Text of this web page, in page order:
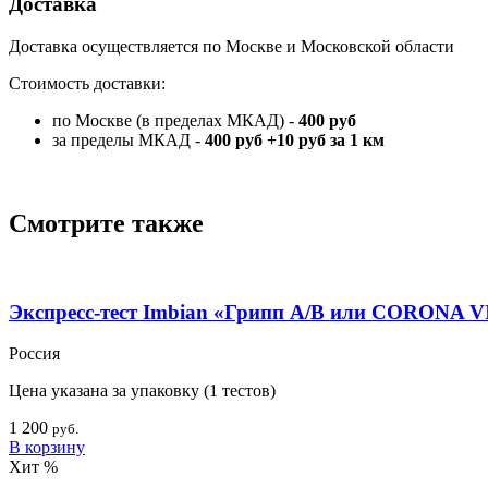
Доставка осуществляется по Москве и Московской области
Стоимость доставки:
по Москве (в пределах МКАД) - 400 руб
за пределы МКАД - 400 руб +10 руб за 1 км
Смотрите также
Экспресс-тест Imbian «Грипп А/В или CORONA
Россия
Цена указана за упаковку (1 тестов)
1 200 руб.
В корзину
Хит %